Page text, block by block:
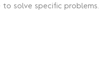
solve specific problems.